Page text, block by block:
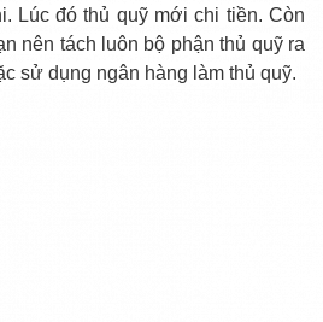
Lúc đó thủ quỹ mới chi tiền. Còn
nên tách luôn bộ phận thủ quỹ ra
sử dụng ngân hàng làm thủ quỹ.